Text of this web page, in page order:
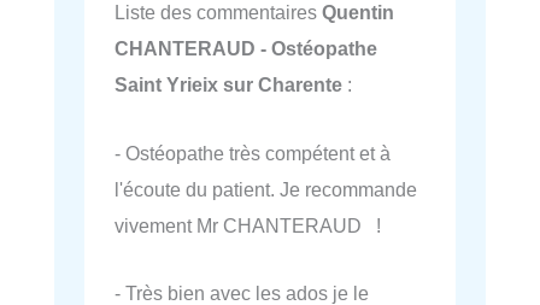
Liste des commentaires Quentin
CHANTERAUD - Ostéopathe
Saint Yrieix sur Charente :
- Ostéopathe très compétent et à
l'écoute du patient. Je recommande
vivement Mr CHANTERAUD !
- Très bien avec les ados je le